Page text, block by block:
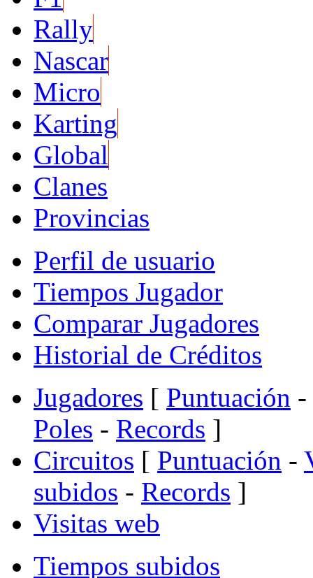
Rally
Nascar
Micro
Karting
Global
Clanes
Provincias
Perfil de usuario
Tiempos Jugador
Comparar Jugadores
Historial de Créditos
Jugadores [ Puntuación -
Poles - Records ]
Circuitos [ Puntuación -
subidos - Records ]
Visitas web
Tiempos subidos